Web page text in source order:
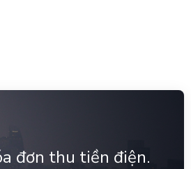
đơn thu tiền điện.